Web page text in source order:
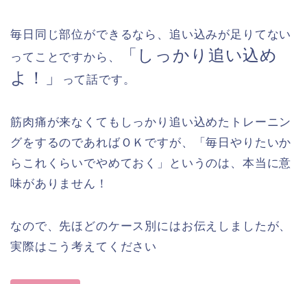
毎日同じ部位ができるなら、追い込みが足りてない
ってことですから、
「しっかり追い込め
よ！」
って話です。
筋肉痛が来なくてもしっかり追い込めたトレーニン
グをするのであればＯＫですが、「毎日やりたいか
らこれくらいでやめておく」というのは、本当に意
味がありません！
なので、先ほどのケース別にはお伝えしましたが、
実際はこう考えてください